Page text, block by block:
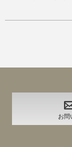
お問